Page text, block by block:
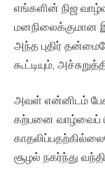
எங்களின் நிஜ
மனநிலைக்குமான
அந்த புதிர்
கூட்டியும்,
அவள் என்னிடம்
கற்பனை வாழ்வைப்
சூழல் நகர்ந்து